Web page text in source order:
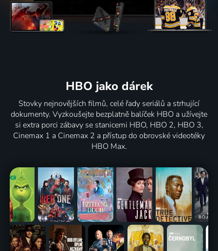
HBO jako dárek
Stovky nejnovějších filmů, celé řady seriálů a strhující
dokumenty. Vyzkoušejte bezplatně balíček HBO a užívejte
si extra porci zábavy se stanicemi HBO, HBO 2, HBO 3,
Cinemax 1 a Cinemax 2 a přístup do obrovské videotéky
HBO Max.